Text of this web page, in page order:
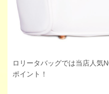
ロリータバッグでは当店人気
ポイント！